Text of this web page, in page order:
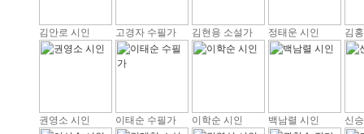
김안로 시인 고경자 수필가 김현용 소설가 정태운 시인 김
권영소 시인 이태순 수필가 이학순 시인 백남렬 시인 신